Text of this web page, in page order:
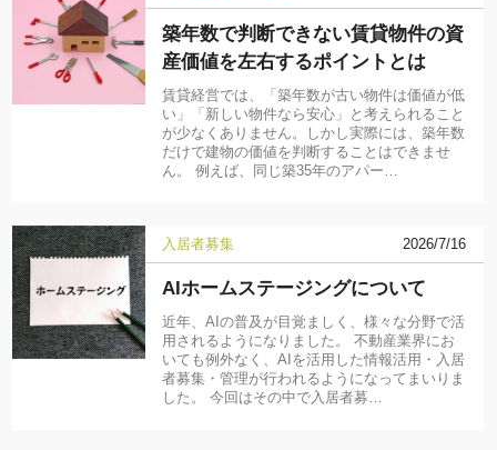
築年数で判断できない賃貸物件の資
産価値を左右するポイントとは
賃貸経営では、「築年数が古い物件は価値が低
い」「新しい物件なら安心」と考えられること
が少なくありません。しかし実際には、築年数
だけで建物の価値を判断することはできませ
ん。 例えば、同じ築35年のアパー…
入居者募集 2026/7/16
AIホームステージングについて
近年、AIの普及が目覚ましく、様々な分野で活
用されるようになりました。 不動産業界にお
いても例外なく、AIを活用した情報活用・入居
者募集・管理が行われるようになってまいりま
した。 今回はその中で入居者募…